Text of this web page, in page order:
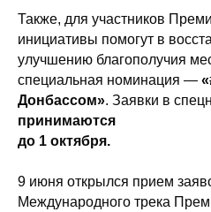
Также, для участников
инициативы помогут в
улучшению благополучия
специальная номинация —
Донбассом». Заявки в
принимаются
до 1 октября.
9 июня открылся прием
Международного трека